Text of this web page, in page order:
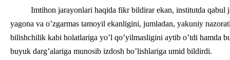
Imtihon jarayonlari haqida fikr bildirar ekan, institutda qabul
yagona va o’zgarmas tamoyil ekanligini, jumladan, yakuniy
bilishchilik kabi holatlariga yo’l qo’yilmasligini aytib o’tdi hamda
buyuk darg’alariga munosib izdosh bo’lishlariga umid bildirdi.